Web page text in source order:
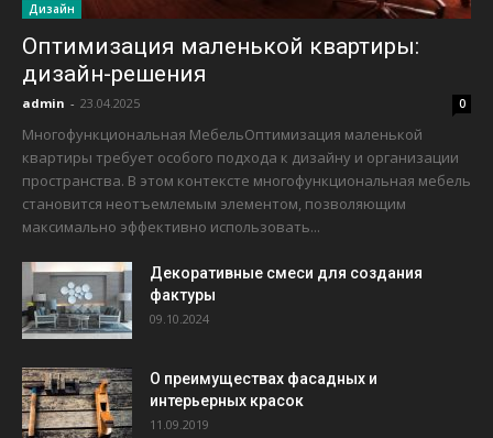
Дизайн
Оптимизация маленькой квартиры:
дизайн-решения
admin - 23.04.2025 0
Многофункциональная МебельОптимизация маленькой
квартиры требует особого подхода к дизайну и организации
пространства. В этом контексте многофункциональная мебель
становится неотъемлемым элементом, позволяющим
максимально эффективно использовать...
Декоративные смеси для создания
фактуры
09.10.2024
О преимуществах фасадных и
интерьерных красок
11.09.2019